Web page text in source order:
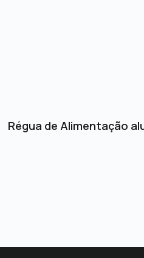
Régua de Alimentação